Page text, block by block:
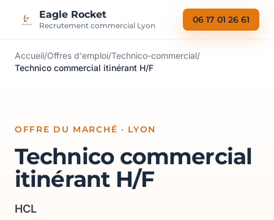
Eagle Rocket
Recrutement commercial Lyon
06 17 01 26 61
Accueil/Offres d'emploi/Technico-commercial/
Technico commercial itinérant H/F
OFFRE DU MARCHÉ · LYON
Technico commercial
itinérant H/F
HCL